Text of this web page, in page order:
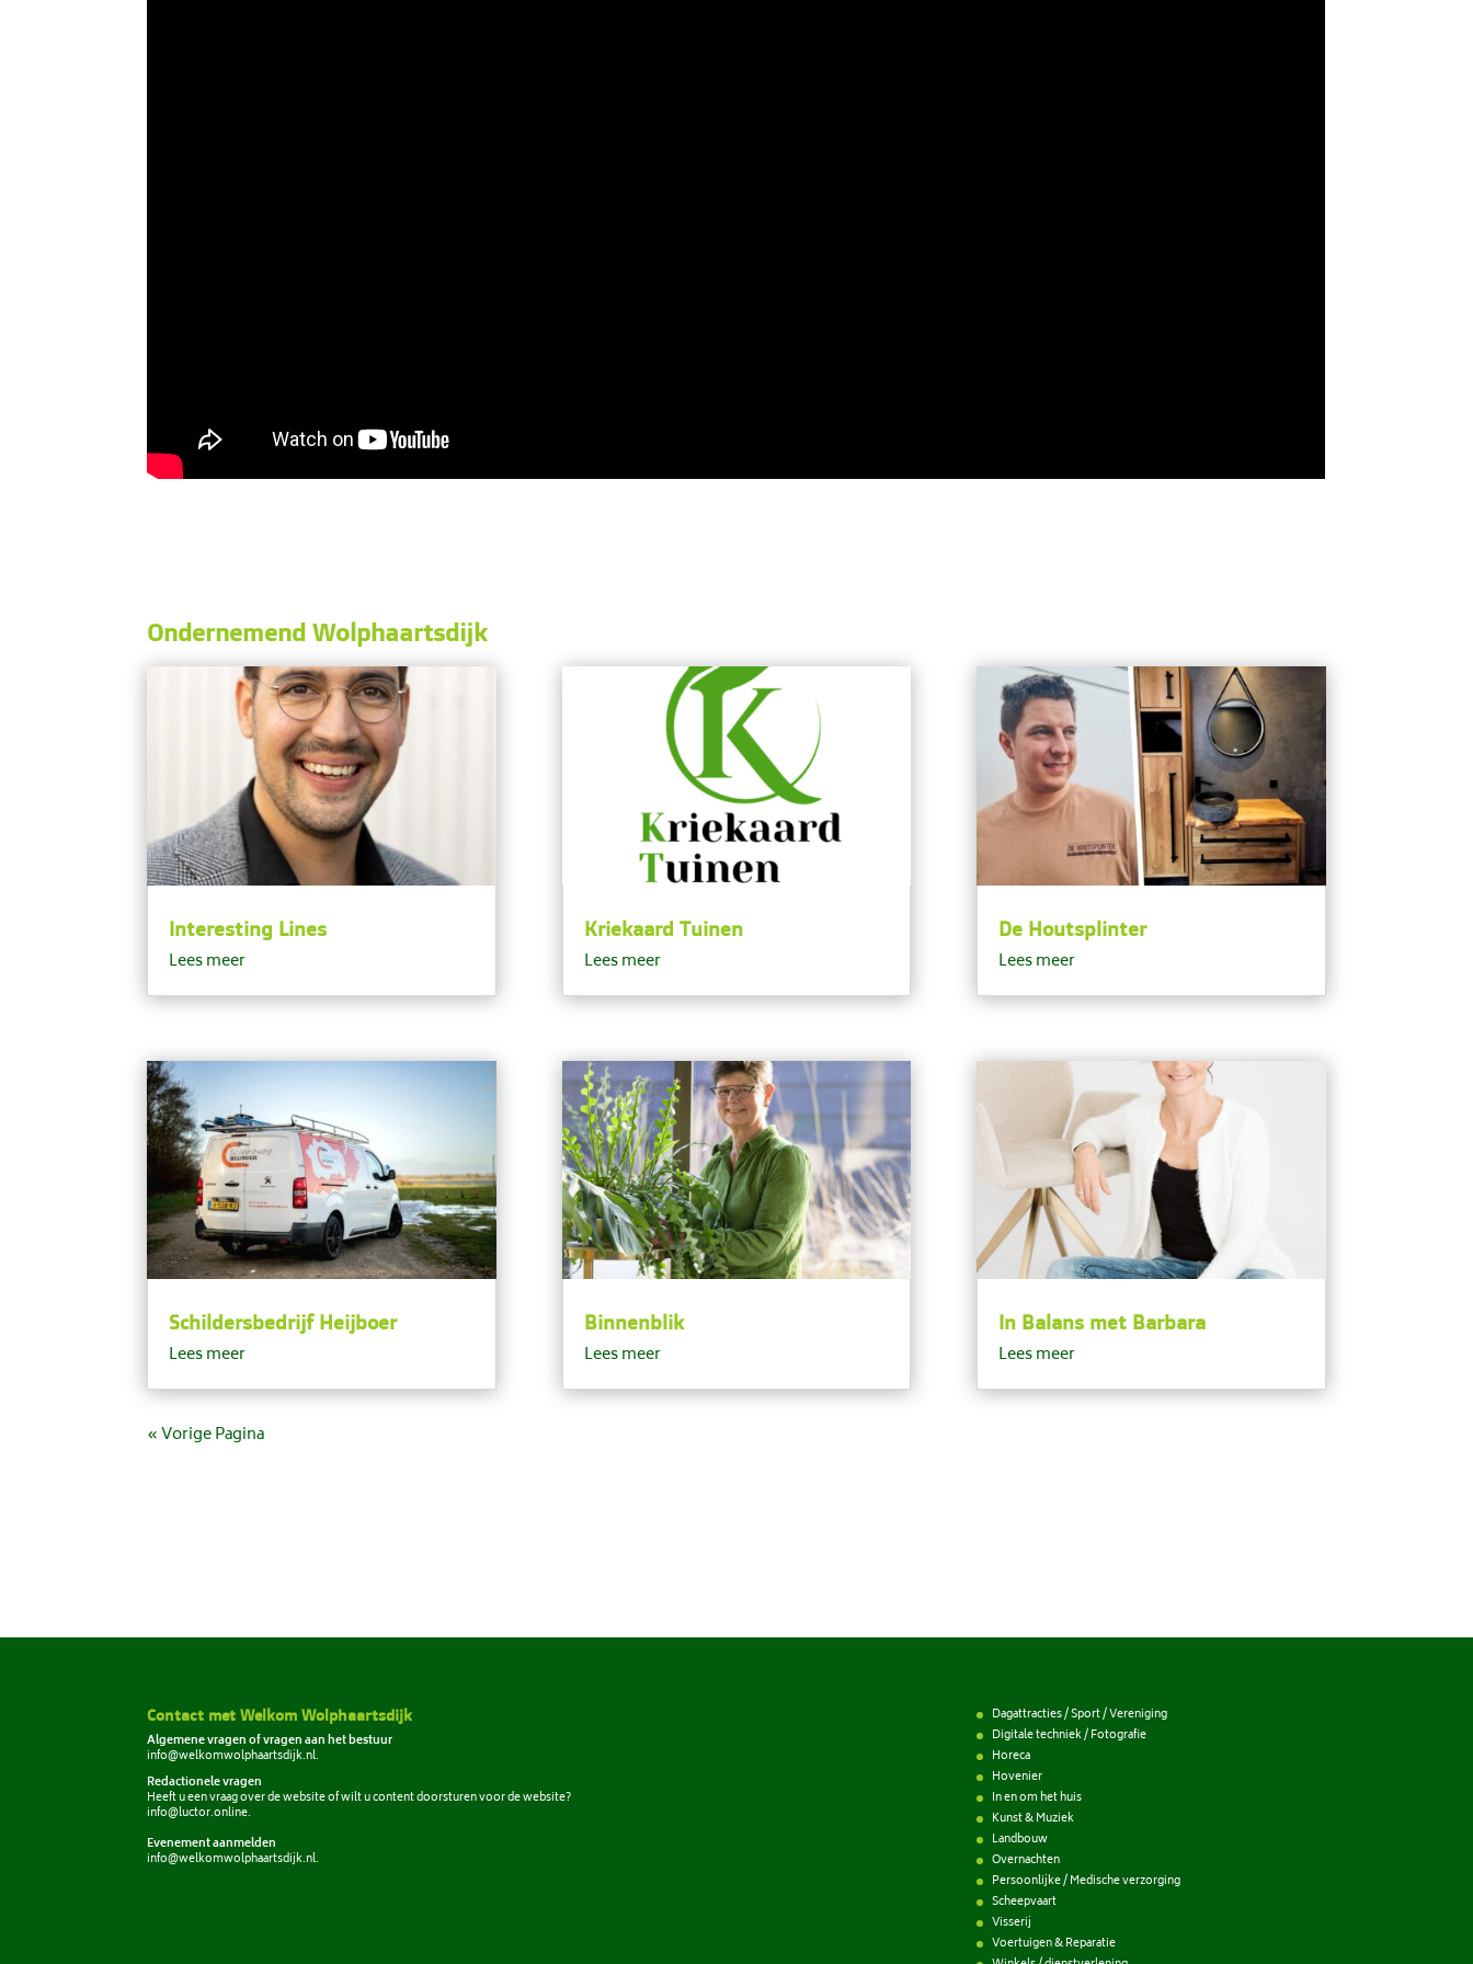
Ondernemend Wolphaartsdijk
Interesting Lines
Lees meer
Schildersbedrijf Heijboer
Lees meer
Kriekaard Tuinen
Lees meer
Binnenblik
Lees meer
De Houtsplinter
Lees meer
In Balans met Barbara
Lees meer
« Vorige Pagina
Contact met Welkom Wolphaartsdijk
Algemene vragen of vragen aan het bestuur
info@welkomwolphaartsdijk.nl.
Redactionele vragen
Heeft u een vraag over de website of wilt u content doorsturen voor de website?
info@luctor.online.
Evenement aanmelden
info@welkomwolphaartsdijk.nl.
Dagattracties / Sport / Vereniging
Digitale techniek / Fotografie
Horeca
Hovenier
In en om het huis
Kunst & Muziek
Landbouw
Overnachten
Persoonlijke / Medische verzorging
Scheepvaart
Visserij
Voertuigen & Reparatie